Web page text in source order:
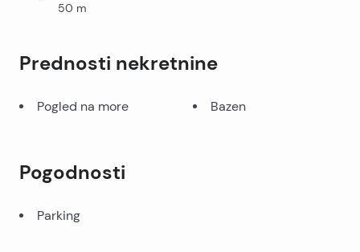
50 m
Prednosti nekretnine
Pogled na more Bazen
Pogodnosti
Parking